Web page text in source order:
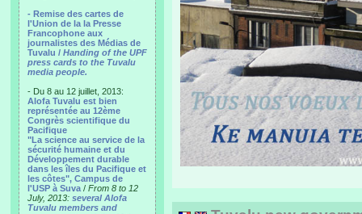
- Remise des cartes de
l'Union de la la Presse
Francophone aux
journalistes des Médias de
Tuvalu / Handing of the UPF
press cards to the Tuvalu
media people.
- Du 8 au 12 juillet, 2013:
Alofa Tuvalu est bien
représentée au 12ème
Congrès scientifique du
Pacifique
"La science au service de la
sécurité humaine et du
Développement durable
dans les îles du Pacifique et
les côtes", Campus de
l'USP à Suva / From 8 to 12
July, 2013: several Alofa
Tuvalu members and